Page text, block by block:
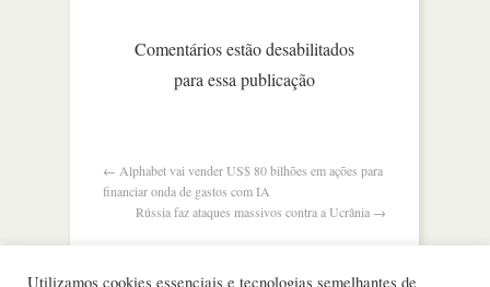
Comentários estão desabilitados
para essa publicação
← Alphabet vai vender US$ 80 bilhões em ações para
financiar onda de gastos com IA
Rússia faz ataques massivos contra a Ucrânia →
Utilizamos cookies essenciais e tecnologias semelhantes de